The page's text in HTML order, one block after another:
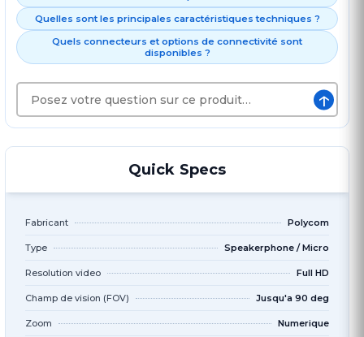
Quelles sont les principales caractéristiques techniques ?
Quels connecteurs et options de connectivité sont
disponibles ?
↑
Quick Specs
Fabricant Polycom
Type Speakerphone / Micro
Resolution video Full HD
Champ de vision (FOV) Jusqu'a 90 deg
Zoom Numerique